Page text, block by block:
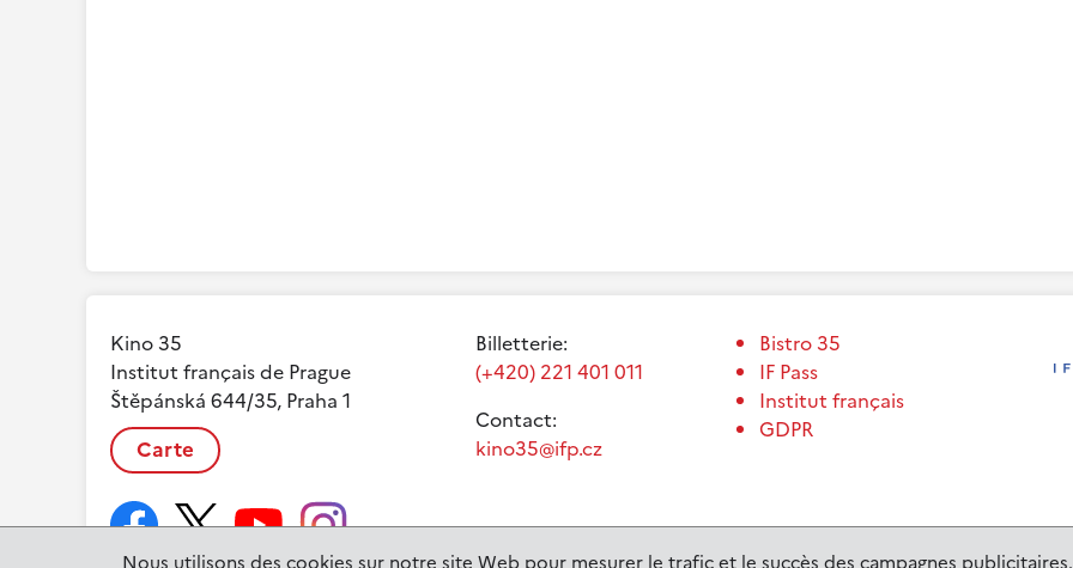
Kino 35
Institut français de Prague
Štěpánská 644/35, Praha 1
Carte
Billetterie:
(+420) 221 401 011
Contact:
kino35@ifp.cz
Bistro 35
IF Pass
Institut français
GDPR